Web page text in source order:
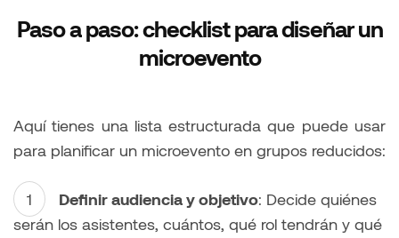
Paso a paso: checklist para diseñar un
microevento
Aquí tienes una lista estructurada que puede usar
para planificar un microevento en grupos reducidos:
Definir audiencia y objetivo: Decide quiénes
serán los asistentes, cuántos, qué rol tendrán y qué